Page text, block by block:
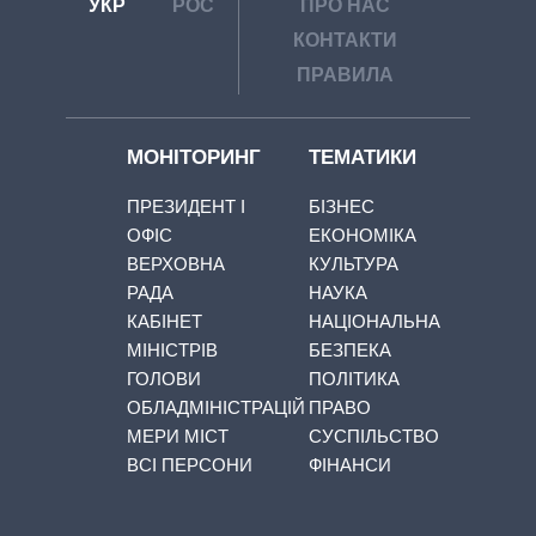
УКР РОС
ПРО НАС
КОНТАКТИ
ПРАВИЛА
МОНІТОРИНГ
ПРЕЗИДЕНТ І
ОФІС
ВЕРХОВНА
РАДА
КАБІНЕТ
МІНІСТРІВ
ГОЛОВИ
ОБЛАДМІНІСТРАЦІЙ
МЕРИ МІСТ
ВСІ ПЕРСОНИ
ТЕМАТИКИ
БІЗНЕС
ЕКОНОМІКА
КУЛЬТУРА
НАУКА
НАЦІОНАЛЬНА
БЕЗПЕКА
ПОЛІТИКА
ПРАВО
СУСПІЛЬСТВО
ФІНАНСИ